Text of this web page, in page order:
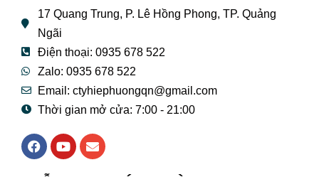
17 Quang Trung, P. Lê Hồng Phong, TP. Quảng
Ngãi
Điện thoại: 0935 678 522
Zalo: 0935 678 522
Email: ctyhiephuongqn@gmail.com
Thời gian mở cửa: 7:00 - 21:00
F
a
Y
o
E
n